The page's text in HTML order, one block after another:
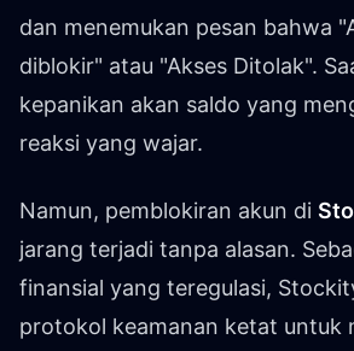
dan menemukan pesan bahwa
diblokir" atau "Akses Ditolak".
kepanikan akan saldo yang
reaksi yang wajar.
Namun, pemblokiran akun di
jarang terjadi tanpa alasan.
finansial yang teregulasi,
protokol keamanan ketat untuk